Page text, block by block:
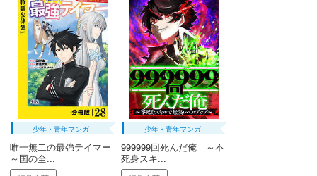
少年・青年マンガ
唯一無二の最強テイマー
～国の全...
少年・青年マンガ
999999回死んだ俺 ～不
死身スキ...